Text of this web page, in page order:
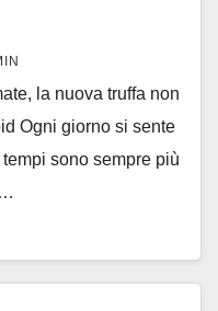
la nuova truffa non
Ogni giorno si sente
sono sempre più